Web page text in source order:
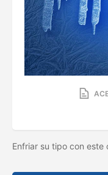
Enfriar su tipo con